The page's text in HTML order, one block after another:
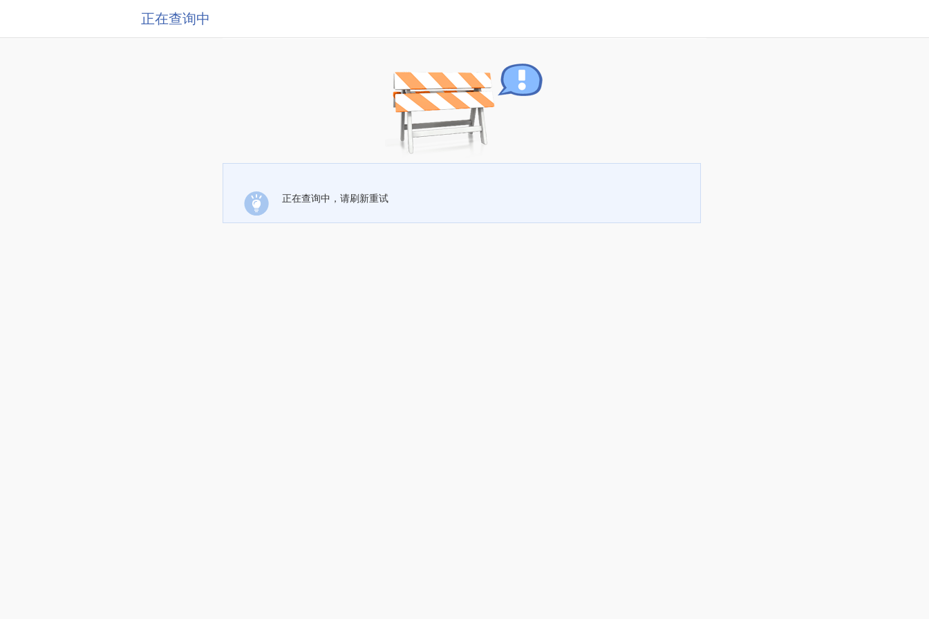
正在查询中
正在查询中，请刷新重试